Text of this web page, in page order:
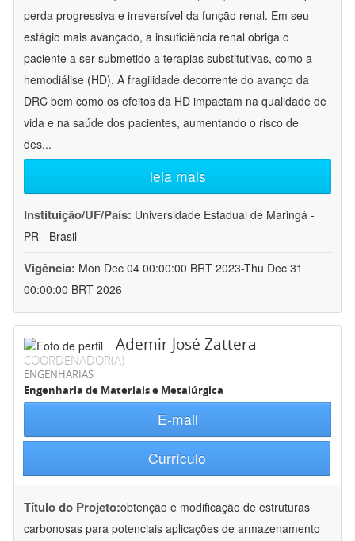
perda progressiva e irreversível da função renal. Em seu
estágio mais avançado, a insuficiência renal obriga o
paciente a ser submetido a terapias substitutivas, como a
hemodiálise (HD). A fragilidade decorrente do avanço da
DRC bem como os efeitos da HD impactam na qualidade de
vida e na saúde dos pacientes, aumentando o risco de
des...
leia mais
Instituição/UF/País: Universidade Estadual de Maringá -
PR - Brasil
Vigência: Mon Dec 04 00:00:00 BRT 2023-Thu Dec 31
00:00:00 BRT 2026
Ademir José Zattera
COORDENADOR(A)
ENGENHARIAS
Engenharia de Materiais e Metalúrgica
E-mail
Currículo
Título do Projeto:obtenção e modificação de estruturas
carbonosas para potenciais aplicações de armazenamento